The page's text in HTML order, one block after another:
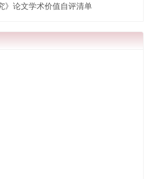
》论文学术价值自评清单